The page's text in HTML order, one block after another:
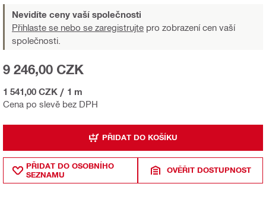
Nevidíte ceny vaší společnosti
Přihlaste se nebo se zaregistrujte pro zobrazení cen vaší
společnosti.
Cena po slevě bez DPH
9 246,00 CZK
1 541,00 CZK / 1 m
PŘIDAT DO KOŠÍKU
PŘIDAT DO OSOBNÍHO
SEZNAMU
OVĚŘIT DOSTUPNOST